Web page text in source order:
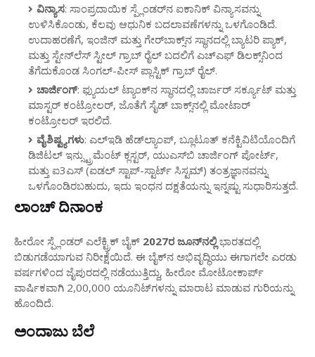
ವಿನ್ಯಾಸ: ಸಾಂಪ್ರದಾಯಿಕ ಸ್ಪ್ಲೆಂಡರ್‌ನ ಐಕಾನಿಕ್ ವಿನ್ಯಾಸವನ್ನು
ಉಳಿಸಿಕೊಂಡು, ಕೆಲವು ಆಧುನಿಕ ಬದಲಾವಣೆಗಳನ್ನು ಒಳಗೊಂಡಿದೆ.
ಉದಾಹರಣೆಗೆ, ಇಂಜಿನ್ ಮತ್ತು ಗೇರ್‌ಬಾಕ್ಸ್‌ನ ಸ್ಥಾನದಲ್ಲಿ ಬ್ಯಾಟರಿ ಪ್ಯಾಕ್,
ಮತ್ತು ಸ್ಟೇನ್‌ಲೆಸ್ ಸ್ಟೀಲ್ ಗ್ರಾಬ್ ರೈಲ್ ಬದಲಿಗೆ ಎಚ್‌ಎಫ್ ಡಿಲಕ್ಸ್‌ನಿಂದ
ತೆಗೆದುಕೊಂಡ ಸಿಂಗಲ್-ಪೀಸ್ ಪ್ಲಾಸ್ಟಿಕ್ ಗ್ರಾಬ್ ರೈಲ್.
ಚಾರ್ಜಿಂಗ್: ಫ್ಯುಯಲ್ ಟ್ಯಾಂಕ್‌ನ ಸ್ಥಾನದಲ್ಲಿ ಚಾರ್ಜರ್ ಸರ್ಕ್ಯೂಟ್ ಮತ್ತು
ಮಾಸ್ಟರ್ ಕಂಟ್ರೋಲರ್, ಜೊತೆಗೆ ಸೈಡ್ ಬಾಕ್ಸ್‌ನಲ್ಲಿ ಮೋಟಾರ್
ಕಂಟ್ರೋಲರ್ ಇರಲಿದೆ.
ವೈಶಿಷ್ಟ್ಯಗಳು: ಎಲ್‌ಇಡಿ ಹೆಡ್‌ಲ್ಯಾಂಪ್, ಬ್ಲೂಟೂತ್ ಕನೆಕ್ಟಿವಿಟಿಯೊಂದಿಗೆ
ಡಿಜಿಟಲ್ ಇನ್ಸ್ಟ್ರುಮೆಂಟ್ ಕ್ಲಸ್ಟರ್, ಯುಎಸ್‌ಬಿ ಚಾರ್ಜಿಂಗ್ ಪೋರ್ಟ್,
ಮತ್ತು ಐ3ಎಸ್ (ಐಡಲ್ ಸ್ಟಾಪ್-ಸ್ಟಾರ್ಟ್ ಸಿಸ್ಟಮ್) ತಂತ್ರಜ್ಞಾನವನ್ನು
ಒಳಗೊಂಡಿರಬಹುದು, ಇದು ಇಂಧನ ದಕ್ಷತೆಯನ್ನು ಇನ್ನಷ್ಟು ಸುಧಾರಿಸುತ್ತದೆ.
ಲಾಂಚ್ ದಿನಾಂಕ
ಹೀರೋ ಸ್ಪ್ಲೆಂಡರ್ ಎಲೆಕ್ಟ್ರಿಕ್ ಬೈಕ್ 2027ರ ಜೂನ್‌ನಲ್ಲಿಭಾರತದಲ್ಲಿ
ಬಿಡುಗಡೆಯಾಗುವ ನಿರೀಕ್ಷೆಯಿದೆ. ಈ ಬೈಕ್‌ನ ಅಭಿವೃದ್ಧಿಯು ಈಗಾಗಲೇ ಎರಡು
ವರ್ಷಗಳಿಂದ ಜೈಪುರದಲ್ಲಿ ನಡೆಯುತ್ತಿದ್ದು, ಹೀರೋ ಮೋಟೋಕಾರ್ಪ್
ವಾರ್ಷಿಕವಾಗಿ 2,00,000 ಯೂನಿಟ್‌ಗಳನ್ನು ಮಾರಾಟ ಮಾಡುವ ಗುರಿಯನ್ನು
ಹೊಂದಿದೆ.
ಅಂದಾಜು ಬೆಲೆ